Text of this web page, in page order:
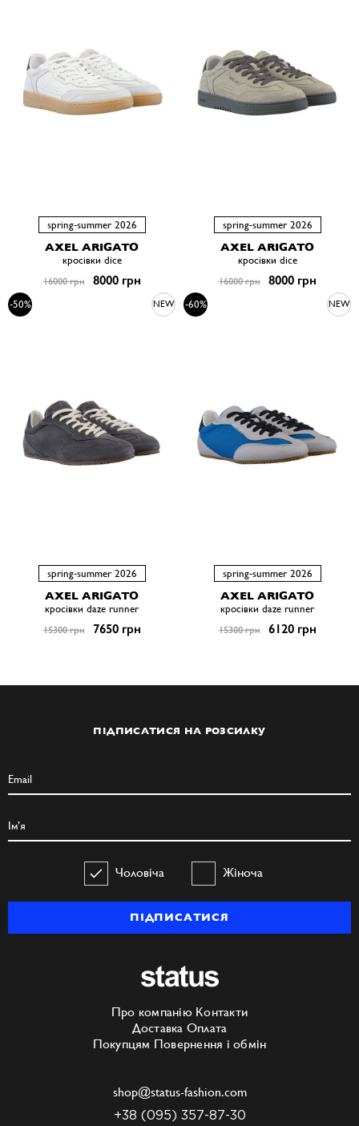
spring-summer 2026
AXEL ARIGATO
кросівки dice
16000 грн 8000 грн
spring-summer 2026
AXEL ARIGATO
кросівки dice
16000 грн 8000 грн
-50% NEW
spring-summer 2026
AXEL ARIGATO
кросівки daze runner
15300 грн 7650 грн
-60% NEW
spring-summer 2026
AXEL ARIGATO
кросівки daze runner
15300 грн 6120 грн
ПІДПИСАТИСЯ НА РОЗСИЛКУ
Чоловіча Жіноча
ПІДПИСАТИСЯ
Про компанію Контакти
Доставка Оплата
Покупцям Повернення і обмін
shop@status-fashion.com
+38 (095) 357-87-30